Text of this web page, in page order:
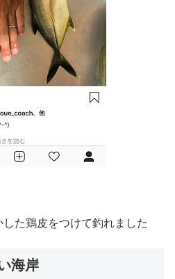
た鶏皮をつけて釣れました
海岸